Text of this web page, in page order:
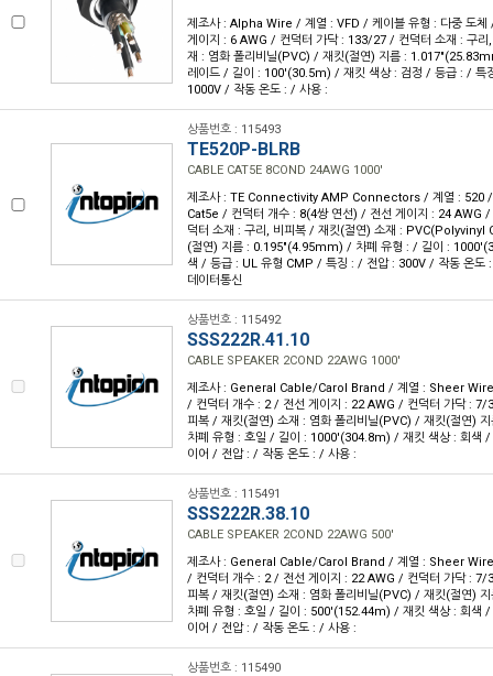
제조사 : Alpha Wire / 계열 : VFD / 케이블 유형 : 다중 도체
게이지 : 6 AWG / 컨덕터 가닥 : 133/27 / 컨덕터 소재 : 구리
재 : 염화 폴리비닐(PVC) / 재킷(절연) 지름 :
레이드 / 길이 : 100'(30.5m) / 재킷 색상 : 검정 / 등급 : / 특
1000V / 작동 온도 : / 사용 :
상품번호 : 115493
TE520P-BLRB
CABLE CAT5E 8COND 24AWG 1000'
제조사 : TE Connectivity AMP Connectors / 계열 : 520 /
Cat5e / 컨덕터 개수 : 8(4쌍 연선) / 전선 게이지 : 24 AWG
덕터 소재 : 구리, 비피복 / 재킷(절연) 소재 :
(절연) 지름 : 0.195"(4.95mm) / 차폐 유형 : / 길이 :
색 / 등급 : UL 유형 CMP / 특징 : / 전압 : 300V / 작동 온도
데이터통신
상품번호 : 115492
SSS222R.41.10
CABLE SPEAKER 2COND 22AWG 1000'
제조사 : General Cable/Carol Brand / 계열 : Sheer
/ 컨덕터 개수 : 2 / 전선 게이지 : 22 AWG / 컨덕터 가닥 : 7/
피복 / 재킷(절연) 소재 : 염화 폴리비닐(PVC) / 재킷(절연)
차폐 유형 : 호일 / 길이 : 1000'(304.8m) / 재킷 색상 : 회색
이어 / 전압 : / 작동 온도 : / 사용 :
상품번호 : 115491
SSS222R.38.10
CABLE SPEAKER 2COND 22AWG 500'
제조사 : General Cable/Carol Brand / 계열 : Sheer
/ 컨덕터 개수 : 2 / 전선 게이지 : 22 AWG / 컨덕터 가닥 : 7/
피복 / 재킷(절연) 소재 : 염화 폴리비닐(PVC) / 재킷(절연)
차폐 유형 : 호일 / 길이 : 500'(152.44m) / 재킷 색상 : 회색
이어 / 전압 : / 작동 온도 : / 사용 :
상품번호 : 115490